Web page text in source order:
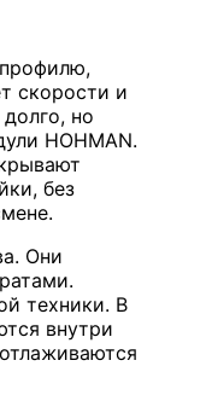
скорости и
но
HOHMAN.
без
Они
техники. В
внутри